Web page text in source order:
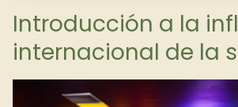
Introducción a la
internacional de la